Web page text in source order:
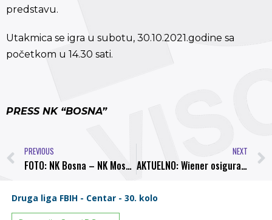
predstavu.
Utakmica se igra u subotu, 30.10.2021.godine sa
početkom u 14.30 sati.
PRESS NK “BOSNA”
PREVIOUS
FOTO: NK Bosna – NK Mosevac 4:1
NEXT
AKTUELNO: Wiener osiguranje novi sponzor NK Bosna